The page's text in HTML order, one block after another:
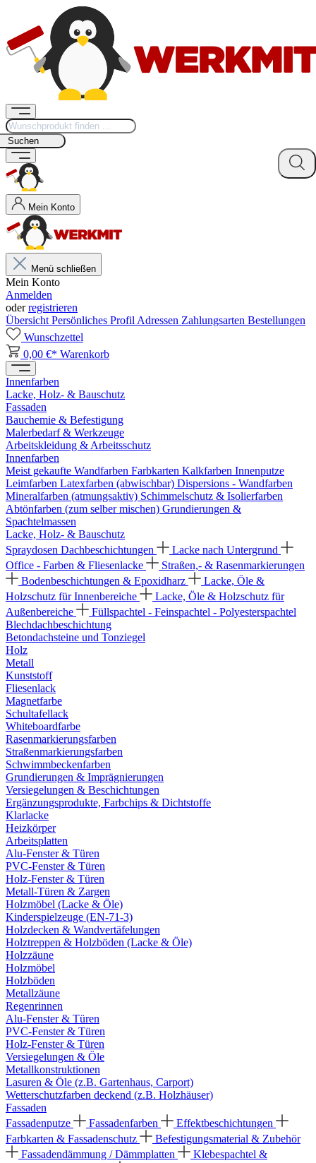
Suchen
Mein Konto
Menü schließen
Mein Konto
Anmelden
oderregistrieren
Übersicht Persönliches Profil Adressen Zahlungsarten Bestellungen
Wunschzettel
0,00 €* Warenkorb
Innenfarben
Lacke, Holz- & Bauschutz
Fassaden
Bauchemie & Befestigung
Malerbedarf & Werkzeuge
Arbeitskleidung & Arbeitsschutz
Innenfarben
Meist gekaufte Wandfarben Farbkarten Kalkfarben Innenputze
Leimfarben Latexfarben (abwischbar) Dispersions - Wandfarben
Mineralfarben (atmungsaktiv) Schimmelschutz & Isolierfarben
Abtönfarben (zum selber mischen) Grundierungen &
Spachtelmassen
Lacke, Holz- & Bauschutz
Spraydosen Dachbeschichtungen
Lacke nach Untergrund
Office - Farben & Fliesenlacke
Straßen,- & Rasenmarkierungen
Bodenbeschichtungen & Epoxidharz
Lacke, Öle &
Holzschutz für Innenbereiche
Lacke, Öle & Holzschutz für
Außenbereiche
Füllspachtel - Feinspachtel - Polyesterspachtel
Blechdachbeschichtung
Betondachsteine und Tonziegel
Holz
Metall
Kunststoff
Fliesenlack
Magnetfarbe
Schultafellack
Whiteboardfarbe
Rasenmarkierungsfarben
Straßenmarkierungsfarben
Schwimmbeckenfarben
Grundierungen & Imprägnierungen
Versiegelungen & Beschichtungen
Ergänzungsprodukte, Farbchips & Dichtstoffe
Klarlacke
Heizkörper
Arbeitsplatten
Alu-Fenster & Türen
PVC-Fenster & Türen
Holz-Fenster & Türen
Metall-Türen & Zargen
Holzmöbel (Lacke & Öle)
Kinderspielzeuge (EN-71-3)
Holzdecken & Wandvertäfelungen
Holztreppen & Holzböden (Lacke & Öle)
Holzzäune
Holzmöbel
Holzböden
Metallzäune
Regenrinnen
Alu-Fenster & Türen
PVC-Fenster & Türen
Holz-Fenster & Türen
Versiegelungen & Öle
Metallkonstruktionen
Lasuren & Öle (z.B. Gartenhaus, Carport)
Wetterschutzfarben deckend (z.B. Holzhäuser)
Fassaden
Fassadenputze
Fassadenfarben
Effektbeschichtungen
Farbkarten & Fassadenschutz
Befestigungsmaterial & Zubehör
Fassadendämmung / Dämmplatten
Klebespachtel &